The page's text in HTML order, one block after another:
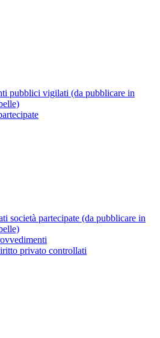
pubblici vigilati (da pubblicare in
società partecipate (da pubblicare in
privato controllati